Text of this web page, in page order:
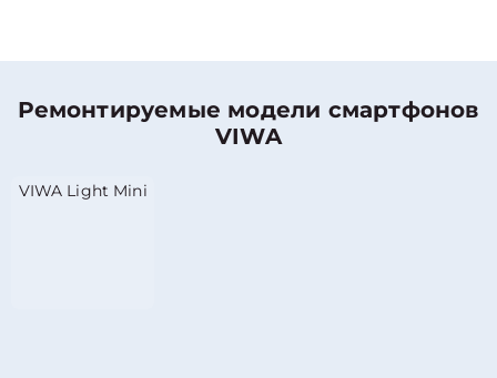
Ремонтируемые модели смартфонов
VIWA
VIWA Light Mini